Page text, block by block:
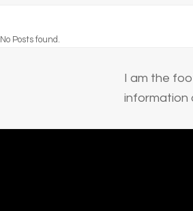
No Posts found.
I am the
information